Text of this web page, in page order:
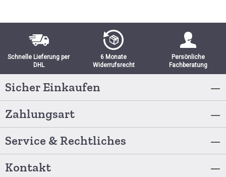
Schnelle Lieferung per
DHL
6 Monate
Widerrufsrecht
Persönliche
Fachberatung
Sicher Einkaufen
Zahlungsart
Service & Rechtliches
Kontakt